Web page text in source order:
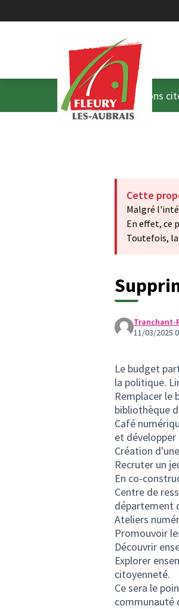
AccueilMenu principal
/ Consultations
Cette
Malgré
En effet, ce
Toutefois,
Tranchant-
11/03/2025
Le budget
la politique.
Remplacer
bibliothèque
Café
et
Création
Recruter un
En co-
Centre de
département
Ateliers
Promouvoir
Découvrir
Explorer
citoyenneté.
Ce sera le
communauté